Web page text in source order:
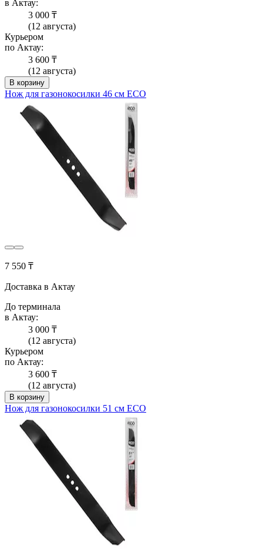
в Актау:
3 000 ₸
(12 августа)
Курьером
по Актау:
3 600 ₸
(12 августа)
В корзину
Нож для газонокосилки 46 см ECO
7 550 ₸
Доставка в Актау
До терминала
в Актау:
3 000 ₸
(12 августа)
Курьером
по Актау:
3 600 ₸
(12 августа)
В корзину
Нож для газонокосилки 51 см ECO